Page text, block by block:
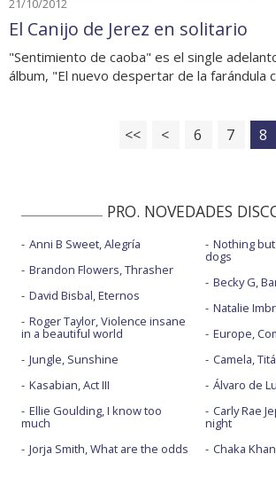
21/10/2012
El Canijo de Jerez en solitario
"Sentimiento de caoba" es el single
álbum, "El nuevo despertar de la farándula
<< < 6 7 8
PRO. NOVEDADES
Anni B Sweet, Alegría
Brandon Flowers, Thrasher
David Bisbal, Eternos
Roger Taylor, Violence insane
in a beautiful world
Jungle, Sunshine
Kasabian, Act III
Ellie Goulding, I know too
much
Jorja Smith, What are the odds
Nothing
dogs
Becky G,
Natalie
Europe,
Camela,
Álvaro de
Carly Rae
night
Chaka